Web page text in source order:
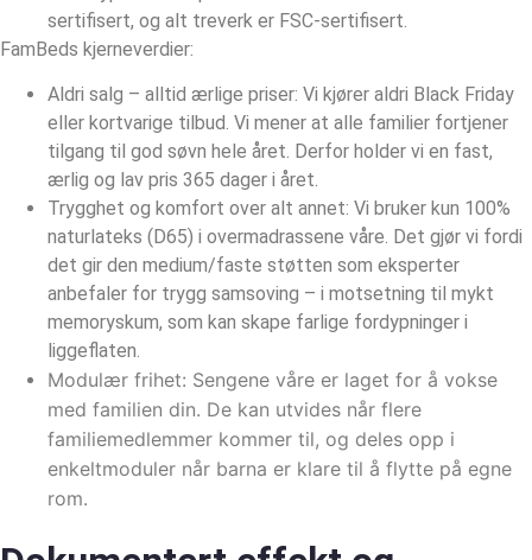
sertifisert, og alt treverk er FSC-sertifisert.
FamBeds kjerneverdier:
Aldri salg – alltid ærlige priser: Vi kjører aldri Black Friday
eller kortvarige tilbud. Vi mener at alle familier fortjener
tilgang til god søvn hele året. Derfor holder vi en fast,
ærlig og lav pris 365 dager i året.
Trygghet og komfort over alt annet: Vi bruker kun 100%
naturlateks (D65) i overmadrassene våre. Det gjør vi fordi
det gir den medium/faste støtten som eksperter
anbefaler for trygg samsoving – i motsetning til mykt
memoryskum, som kan skape farlige fordypninger i
liggeflaten.
Modulær frihet: Sengene våre er laget for å vokse
med familien din. De kan utvides når flere
familiemedlemmer kommer til, og deles opp i
enkeltmoduler når barna er klare til å flytte på egne
rom.